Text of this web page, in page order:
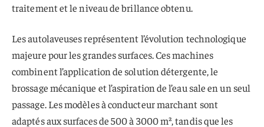
traitement et le niveau de brillance obtenu.
Les autolaveuses représentent l’évolution technologique
majeure pour les grandes surfaces. Ces machines
combinent l’application de solution détergente, le
brossage mécanique et l’aspiration de l’eau sale en un seul
passage. Les modèles à conducteur marchant sont
adaptés aux surfaces de 500 à 3000 m², tandis que les